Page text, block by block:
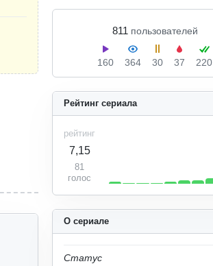
811 пользователей
160 364 30 37 220
О сериале
Статус
Рейтинг сериала
рейтинг
7,15
81
голос